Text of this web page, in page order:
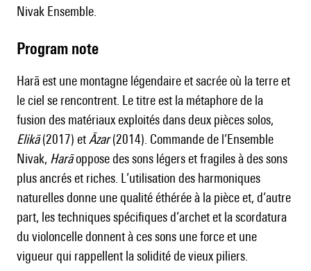
Nivak Ensemble.
Program note
Harā est une montagne légendaire et sacrée où la terre et
le ciel se rencontrent. Le titre est la métaphore de la
fusion des matériaux exploités dans deux pièces solos,
Elikā(2017) et Āzar(2014). Commande de l’Ensemble
Nivak, Harāoppose des sons légers et fragiles à des sons
plus ancrés et riches. L’utilisation des harmoniques
naturelles donne une qualité éthérée à la pièce et, d’autre
part, les techniques spécifiques d’archet et la scordatura
du violoncelle donnent à ces sons une force et une
vigueur qui rappellent la solidité de vieux piliers.